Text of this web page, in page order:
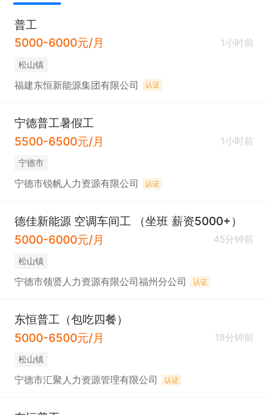
普工
5000-6000元/月
1小时前
松山镇
福建东恒新能源集团有限公司 认证
宁德普工暑假工
5500-6500元/月
1小时前
宁德市
宁德市锐帆人力资源有限公司 认证
德佳新能源 空调车间工 （坐班 薪资5000+）
5000-6000元/月
45分钟前
松山镇
宁德市领贤人力资源有限公司福州分公司 认证
东恒普工（包吃四餐）
5000-6500元/月
19分钟前
松山镇
宁德市汇聚人力资源管理有限公司 认证